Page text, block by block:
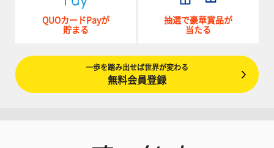
QUOカードPayが
貯まる
抽選で豪華賞品が
当たる
一歩を踏み出せば世界が変わる
無料会員登録